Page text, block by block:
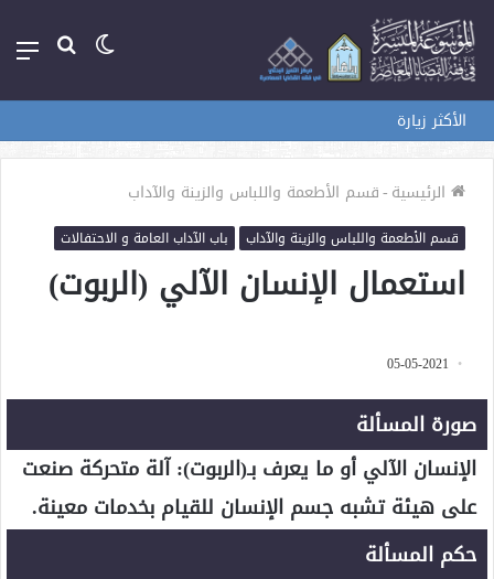
بحث الوضع
الأكثر زيارة
الرئيسية-قسم الأطعمة واللباس والزينة والآداب
قسم الأطعمة واللباس والزينة والآداب باب الآداب العامة و الاحتفالات
استعمال الإنسان الآلي (الربوت)
05-05-2021
صورة المسألة
الإنسان الآلي أو ما يعرف بـ(الربوت): آلة متحركة صنعت
على هيئة تشبه جسم الإنسان للقيام بخدمات معينة.
حكم المسألة